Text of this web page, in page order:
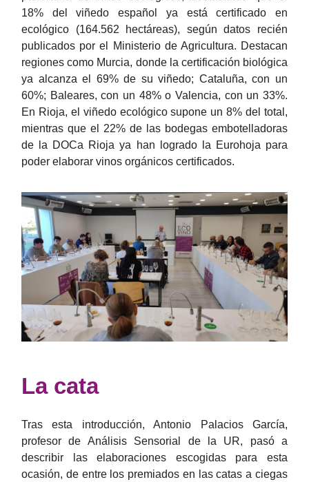
18% del viñedo español ya está certificado en
ecológico (164.562 hectáreas), según datos recién
publicados por el Ministerio de Agricultura. Destacan
regiones como Murcia, donde la certificación biológica
ya alcanza el 69% de su viñedo; Cataluña, con un
60%; Baleares, con un 48% o Valencia, con un 33%.
En Rioja, el viñedo ecológico supone un 8% del total,
mientras que el 22% de las bodegas embotelladoras
de la DOCa Rioja ya han logrado la Eurohoja para
poder elaborar vinos orgánicos certificados.
La cata
Tras esta introducción, Antonio Palacios García,
profesor de Análisis Sensorial de la UR, pasó a
describir las elaboraciones escogidas para esta
ocasión, de entre los premiados en las catas a ciegas